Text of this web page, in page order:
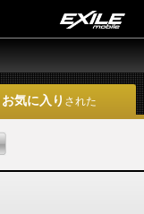
お気に入り された